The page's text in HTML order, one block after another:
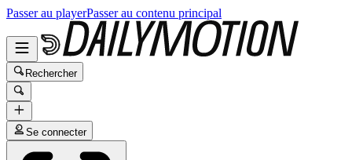
Passer au playerPasser au contenu principal
Rechercher
Se connecter